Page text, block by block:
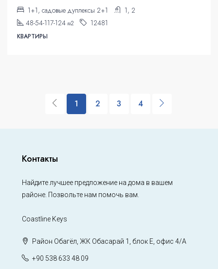
1+1, садовые дуплексы 2+1
1, 2
48-54-117-124 м2 12481
КВАРТИРЫ
1 2 3 4
Контакты
Найдите лучшее предложение на дома в вашем
районе. Позвольте нам помочь вам.
Coastline Keys
Район Обагёл, ЖК Обасарай 1, блок Е, офис 4/А
+90 538 633 48 09